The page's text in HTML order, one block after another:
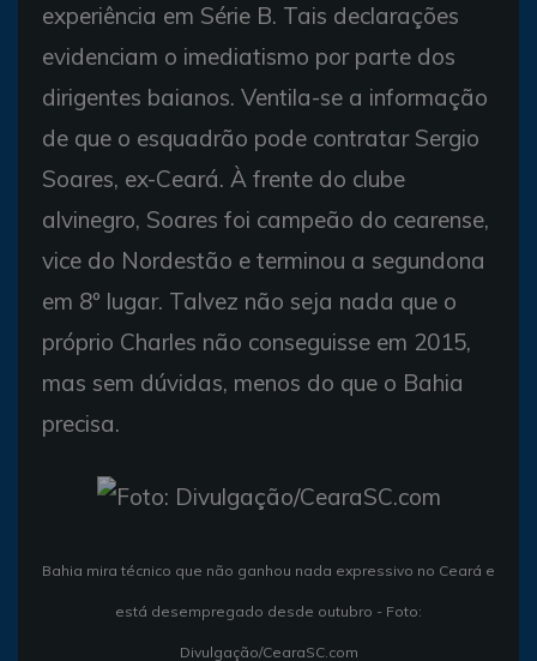
experiência em Série B. Tais declarações
evidenciam o imediatismo por parte dos
dirigentes baianos. Ventila-se a informação
de que o esquadrão pode contratar Sergio
Soares, ex-Ceará. À frente do clube
alvinegro, Soares foi campeão do cearense,
vice do Nordestão e terminou a segundona
em 8º lugar. Talvez não seja nada que o
próprio Charles não conseguisse em 2015,
mas sem dúvidas, menos do que o Bahia
precisa.
Bahia mira técnico que não ganhou nada expressivo no Ceará e
está desempregado desde outubro - Foto:
Divulgação/CearaSC.com